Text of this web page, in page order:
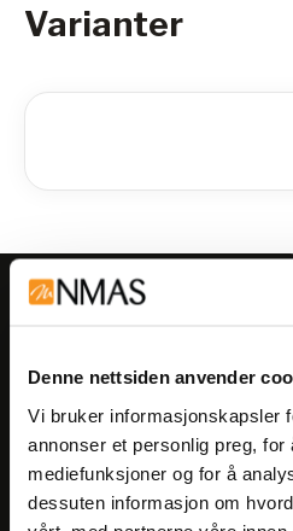
Denne nettsiden anvender
Vi bruker informasjonskapsler
annonser et personlig preg, for
mediefunksjoner og for å
dessuten informasjon om
Varianter
Meld deg på vårt
arrangementer og
Meld på nyhetsbrev